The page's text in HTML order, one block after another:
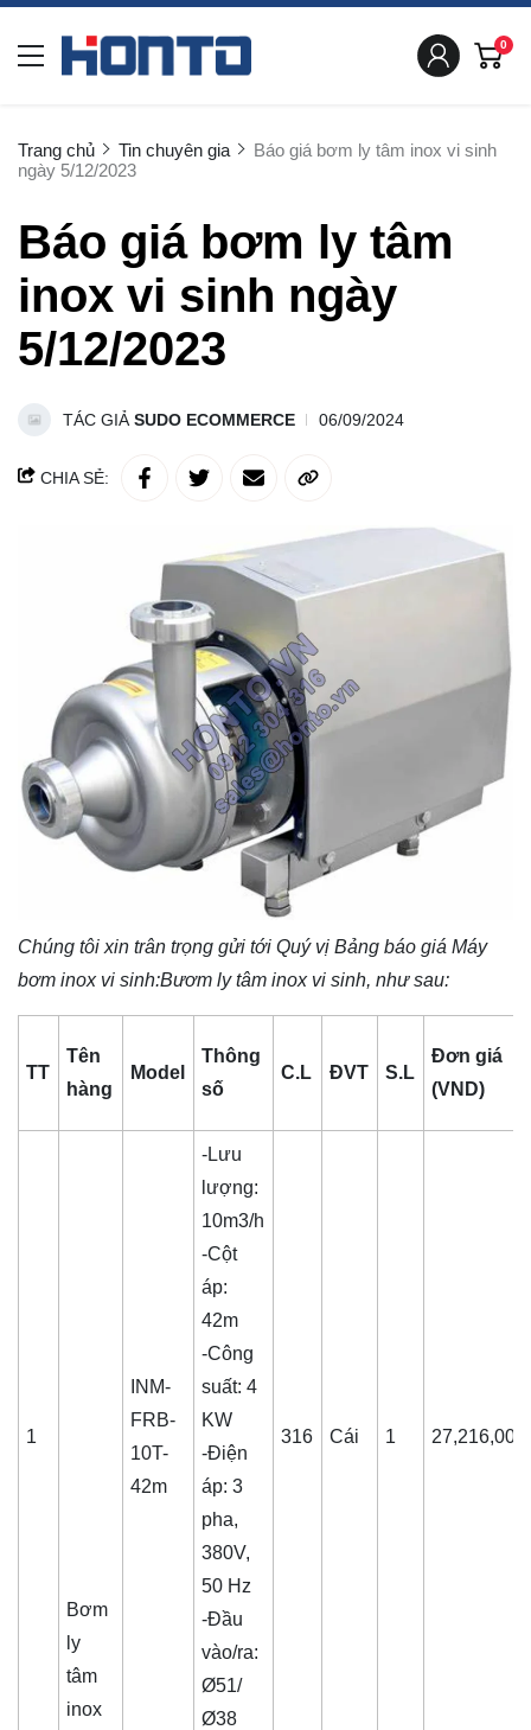
0
Trang chủ Tin chuyên gia
Báo giá bơm ly tâm inox vi sinh
ngày 5/12/2023
Báo giá bơm ly tâm
inox vi sinh ngày
5/12/2023
TÁC GIẢ SUDO ECOMMERCE 06/09/2024
CHIA SẺ:
Chúng tôi xin trân trọng gửi tới Quý vị Bảng báo giá Máy
bơm inox vi sinh:Bươm ly tâm inox vi sinh, như sau:
TT
Tên
hàng
Model
Thông
số
C.L ĐVT S.L
Đơn giá
(VND)
1
Bơm
ly
tâm
inox
INM-
FRB-
10T-
42m
-Lưu
lượng:
10m3/h
-Cột
áp:
42m
-Công
suất: 4
KW
-Điện
áp: 3
pha,
380V,
50 Hz
-Đầu
vào/ra:
Ø51/
Ø38
316 Cái 1 27,216,000